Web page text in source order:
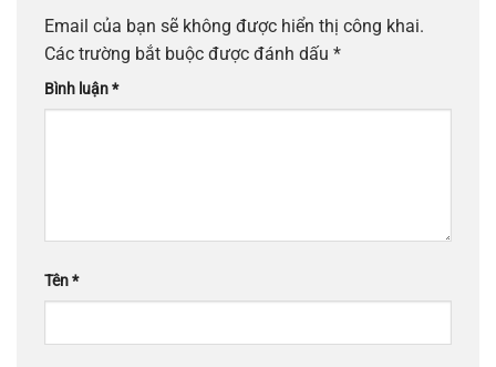
Email của bạn sẽ không được hiển thị công khai.
Các trường bắt buộc được đánh dấu *
Bình luận*
Tên*